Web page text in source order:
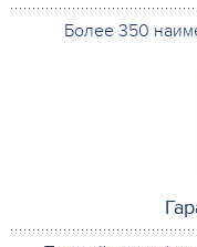
Более 350